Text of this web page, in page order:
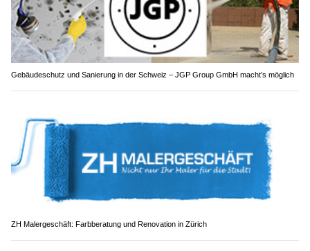
Gebäudeschutz und Sanierung in der Schweiz – JGP Group GmbH macht’s möglich
ZH Malergeschäft: Farbberatung und Renovation in Zürich